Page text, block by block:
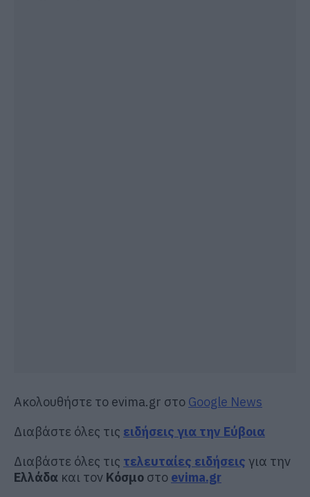
Ακολουθήστε το evima.gr στο Google News
Διαβάστε όλες τις ειδήσεις για την Εύβοια
Διαβάστε όλες τις τελευταίες ειδήσεις για την
Ελλάδα και τον Κόσμο στο evima.gr